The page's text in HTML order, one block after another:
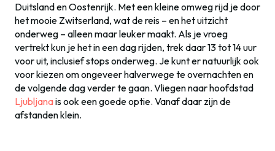
Duitsland en Oostenrijk. Met een kleine omweg rijd je door
het mooie Zwitserland, wat de reis – en het uitzicht
onderweg – alleen maar leuker maakt. Als je vroeg
vertrekt kun je het in een dag rijden, trek daar 13 tot 14 uur
voor uit, inclusief stops onderweg. Je kunt er natuurlijk ook
voor kiezen om ongeveer halverwege te overnachten en
de volgende dag verder te gaan. Vliegen naar hoofdstad
Ljubljanais ook een goede optie. Vanaf daar zijn de
afstanden klein.